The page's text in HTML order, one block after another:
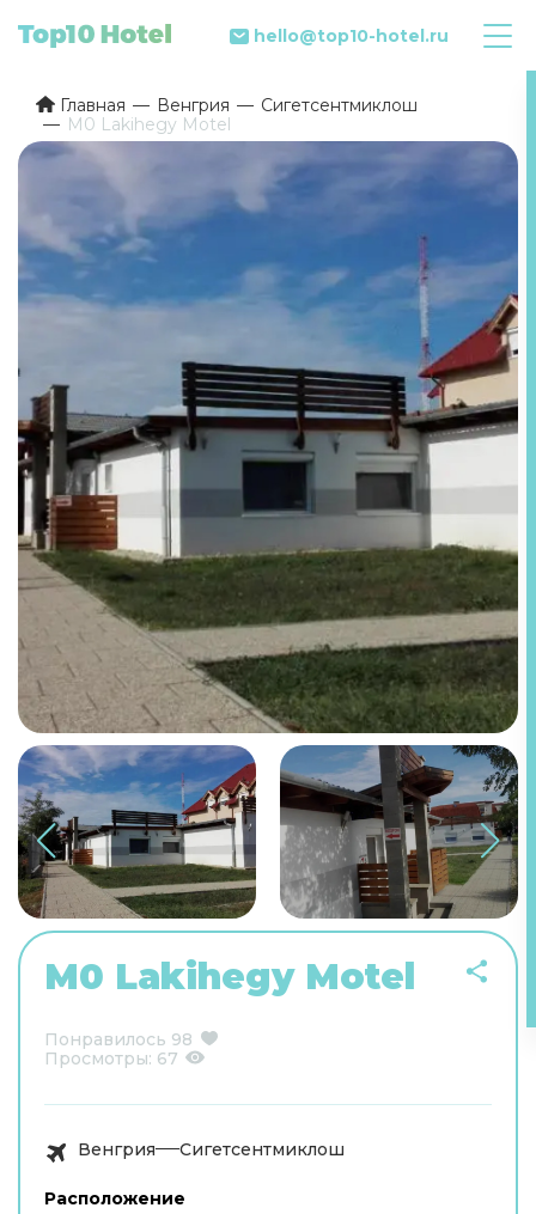
hello@top10-hotel.ru
Главная Венгрия
Сигетсентмиклош
M0 Lakihegy Motel
M0 Lakihegy Motel
Понравилось 98
Просмотры: 67
Венгрия Сигетсентмиклош
Расположение